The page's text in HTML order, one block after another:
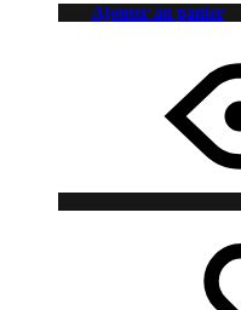
Ajouter au panier